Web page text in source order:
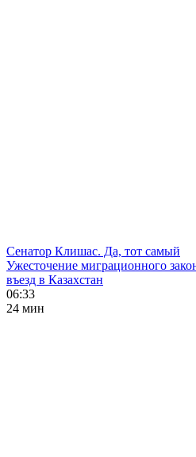
Сенатор Клишас. Да, тот самый
Ужесточение миграционного
въезд в Казахстан
06:33
24 мин